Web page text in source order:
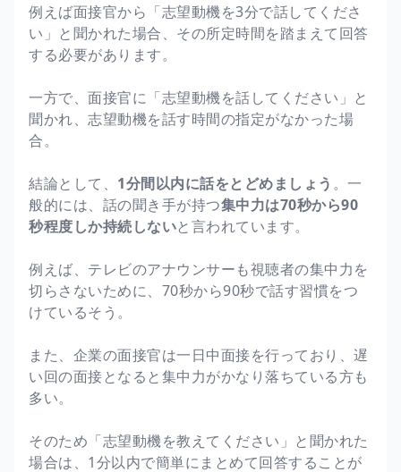
例えば面接官から「志望動機を3分で話してくださ
い」と聞かれた場合、その所定時間を踏まえて回答
する必要があります。
一方で、面接官に「志望動機を話してください」と
聞かれ、志望動機を話す時間の指定がなかった場
合。
結論として、 1分間以内に話をとどめましょう 。一
般的には、話の聞き手が持つ集中力は70秒から90
秒程度しか持続しないと言われています。
例えば、テレビのアナウンサーも視聴者の集中力を
切らさないために、70秒から90秒で話す習慣をつ
けているそう。
また、企業の面接官は一日中面接を行っており、遅
い回の面接となると集中力がかなり落ちている方も
多い。
そのため「志望動機を教えてください」と聞かれた
場合は、1分以内で簡単にまとめて回答することが